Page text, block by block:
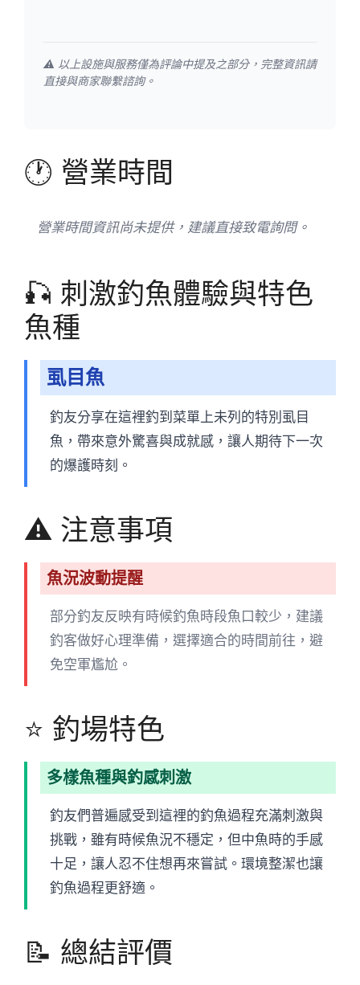
⚠️ 以上設施與服務僅為評論中提及之部分，完整資訊請
直接與商家聯繫諮詢。
🕐 營業時間
營業時間資訊尚未提供，建議直接致電詢問。
🎣 刺激釣魚體驗與特色
魚種
虱目魚
釣友分享在這裡釣到菜單上未列的特別虱目
魚，帶來意外驚喜與成就感，讓人期待下一次
的爆護時刻。
⚠️ 注意事項
魚況波動提醒
部分釣友反映有時候釣魚時段魚口較少，建議
釣客做好心理準備，選擇適合的時間前往，避
免空軍尷尬。
⭐ 釣場特色
多樣魚種與釣感刺激
釣友們普遍感受到這裡的釣魚過程充滿刺激與
挑戰，雖有時候魚況不穩定，但中魚時的手感
十足，讓人忍不住想再來嘗試。環境整潔也讓
釣魚過程更舒適。
📝 總結評價